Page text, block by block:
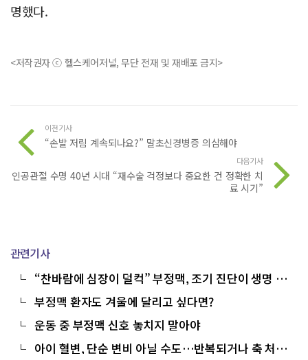
명했다.
<저작권자 ⓒ 헬스케어저널, 무단 전재 및 재배포 금지>
이전기사
“손발 저림 계속되나요?” 말초신경병증 의심해야
다음기사
인공관절 수명 40년 시대 “재수술 걱정보다 중요한 건 정확한 치
료 시기”
관련기사
“찬바람에 심장이 덜컥” 부정맥, 조기 진단이 생명 지
킨다
부정맥 환자도 겨울에 달리고 싶다면?
운동 중 부정맥 신호 놓치지 말아야
아이 혈변, 단순 변비 아닐 수도…반복되거나 축 처지